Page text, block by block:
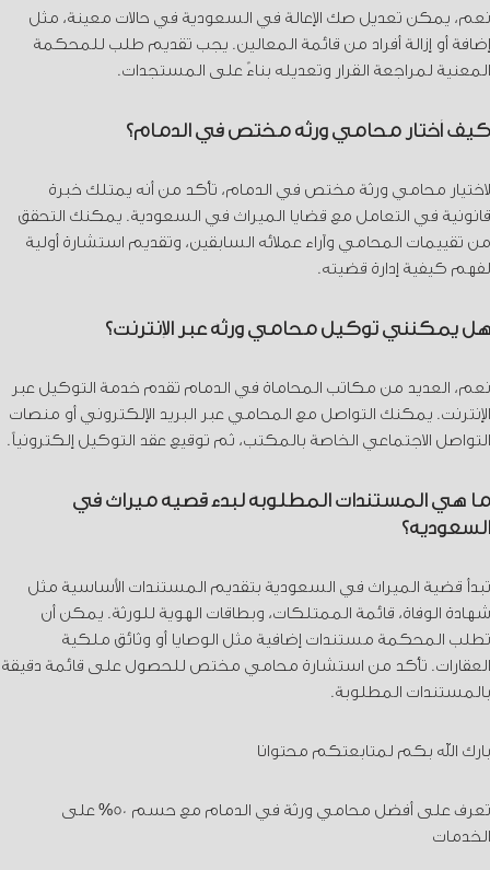
نعم، يمكن تعديل صك الإعالة في السعودية في حالات معينة، مثل
إضافة أو إزالة أفراد من قائمة المعالين. يجب تقديم طلب للمحكمة
المعنية لمراجعة القرار وتعديله بناءً على المستجدات.
كيف أختار محامي ورثة مختص في الدمام؟
لاختيار محامي ورثة مختص في الدمام، تأكد من أنه يمتلك خبرة
قانونية في التعامل مع قضايا الميراث في السعودية. يمكنك التحقق
من تقييمات المحامي وآراء عملائه السابقين، وتقديم استشارة أولية
لفهم كيفية إدارة قضيته.
هل يمكنني توكيل محامي ورثة عبر الإنترنت؟
نعم، العديد من مكاتب المحاماة في الدمام تقدم خدمة التوكيل عبر
الإنترنت. يمكنك التواصل مع المحامي عبر البريد الإلكتروني أو منصات
التواصل الاجتماعي الخاصة بالمكتب، ثم توقيع عقد التوكيل إلكترونياً.
ما هي المستندات المطلوبة لبدء قضية ميراث في
السعودية؟
تبدأ قضية الميراث في السعودية بتقديم المستندات الأساسية مثل
شهادة الوفاة، قائمة الممتلكات، وبطاقات الهوية للورثة. يمكن أن
تطلب المحكمة مستندات إضافية مثل الوصايا أو وثائق ملكية
العقارات. تأكد من استشارة محامي مختص للحصول على قائمة دقيقة
بالمستندات المطلوبة.
بارك الله بكم لمتابعتكم محتوانا
تعرف على أفضل محامي ورثة في الدمام مع حسم 50% على
الخدمات